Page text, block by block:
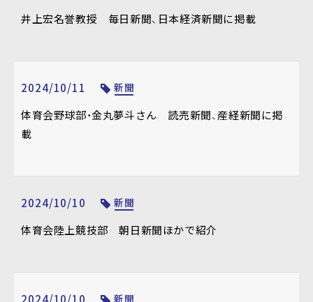
井上宏名誉教授 毎日新聞、日本経済新聞に掲載
2024/10/11 新聞
体育会野球部・金丸夢斗さん 読売新聞、産経新聞に掲
載
2024/10/10 新聞
体育会陸上競技部 朝日新聞ほかで紹介
新聞